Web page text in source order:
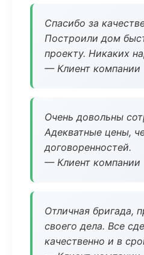
Спасибо за
Построили дом
проекту. Никаких
— Клиент компании
Очень довольны
Адекватные цены,
договоренностей.
— Клиент компании
Отличная бригада,
своего дела. Все
качественно и в